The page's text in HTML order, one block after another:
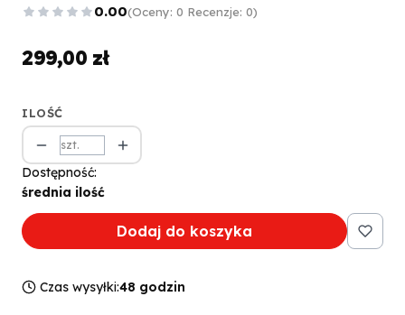
0.00(Oceny: 0 Recenzje: 0)
Cena
299,00 zł
ILOŚĆ
szt.
Dostępność:
średnia ilość
Dodaj do koszyka
Czas wysyłki:48 godzin